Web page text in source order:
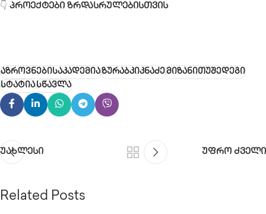
👇 პროექტები ზრდასრულებისთვის
აზროვნებისაკადემიაზურაბკიკნაძემიზანითუშედეგი
სტატიასწავლა
უახლესი უფრო ძველი
Related Posts